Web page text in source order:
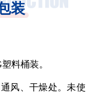
装
料桶装。
风、干燥处。未使